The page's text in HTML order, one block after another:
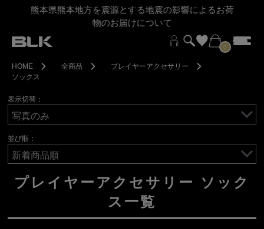
熊本県熊本地方を震源とする地震の影響によるお荷
物のお届けについて
0
HOME 全商品
プレイヤーアクセサリー
ソックス
表示切替：
並び順：
プレイヤーアクセサリー ソック
ス一覧